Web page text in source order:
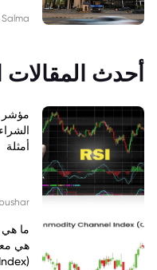
Salma
أحدث المقالات
أمثلة
هي
(Commodity Channel Index)؟